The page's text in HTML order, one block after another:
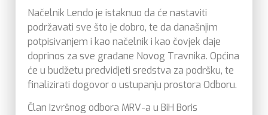
Načelnik Lendo je istaknuo da će nastaviti
podržavati sve što je dobro, te da današnjim
potpisivanjem i kao načelnik i kao čovjek daje
doprinos za sve građane Novog Travnika. Općina
će u budžetu predvidjeti sredstva za podršku, te
finalizirati dogovor o ustupanju prostora Odboru.
Član Izvršnog odbora MRV-a u BiH Boris